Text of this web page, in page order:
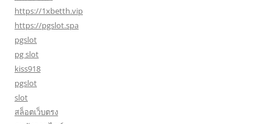
https://1xbetth.vip
https://pgslot.spa
pgslot
pg slot
kiss918
pgslot
slot
สล็อตเว็บตรง